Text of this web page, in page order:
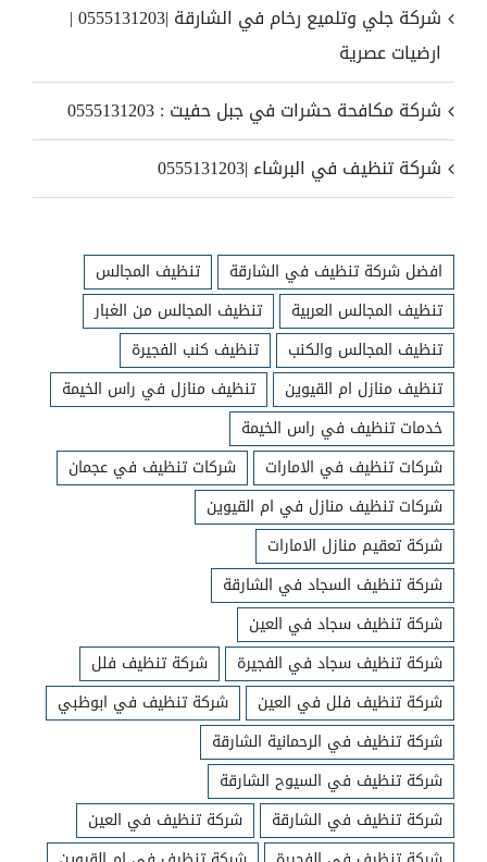
شركة جلي وتلميع رخام في الشارقة |0555131203 |
ارضيات عصرية
شركة مكافحة حشرات في جبل حفيت : 0555131203
شركة تنظيف في البرشاء |0555131203
افضل شركة تنظيف في الشارقة
تنظيف المجالس
تنظيف المجالس العربية
تنظيف المجالس من الغبار
تنظيف المجالس والكنب
تنظيف كنب الفجيرة
تنظيف منازل ام القيوين
تنظيف منازل في راس الخيمة
خدمات تنظيف في راس الخيمة
شركات تنظيف في الامارات
شركات تنظيف في عجمان
شركات تنظيف منازل في ام القيوين
شركة تعقيم منازل الامارات
شركة تنظيف السجاد في الشارقة
شركة تنظيف سجاد في العين
شركة تنظيف سجاد في الفجيرة
شركة تنظيف فلل
شركة تنظيف فلل في العين
شركة تنظيف في ابوظبي
شركة تنظيف في الرحمانية الشارقة
شركة تنظيف في السيوح الشارقة
شركة تنظيف في الشارقة
شركة تنظيف في العين